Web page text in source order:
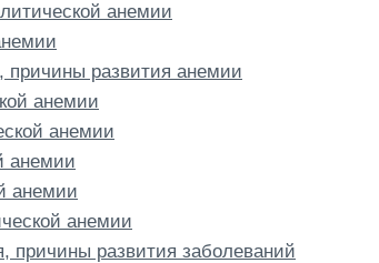
анемии
причины развития анемии
анемии
анемии
анемии
анемии
анемии
причины развития заболеваний